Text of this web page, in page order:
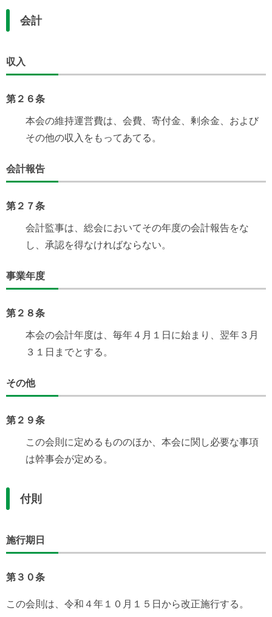
会計
収入
第２６条
本会の維持運営費は、会費、寄付金、剰余金、および
その他の収入をもってあてる。
会計報告
第２７条
会計監事は、総会においてその年度の会計報告をな
し、承認を得なければならない。
事業年度
第２８条
本会の会計年度は、毎年４月１日に始まり、翌年３月
３１日までとする。
その他
第２９条
この会則に定めるもののほか、本会に関し必要な事項
は幹事会が定める。
付則
施行期日
第３０条
この会則は、令和４年１０月１５日から改正施行する。